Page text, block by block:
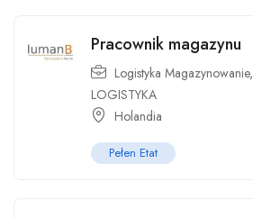
Pracownik magazynu
Logistyka Magazynowanie,
LOGISTYKA
Holandia
Pełen Etat